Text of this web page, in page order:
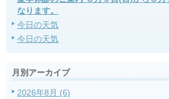
なります。
今日の天気
今日の天気
月別アーカイブ
2026年8月 (6)